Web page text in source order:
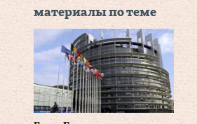
материалы по теме